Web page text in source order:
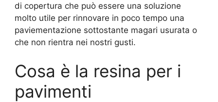
di copertura che può essere una soluzione
molto utile per rinnovare in poco tempo una
paviementazione sottostante magari usurata o
che non rientra nei nostri gusti.
Cosa è la resina per i
pavimenti